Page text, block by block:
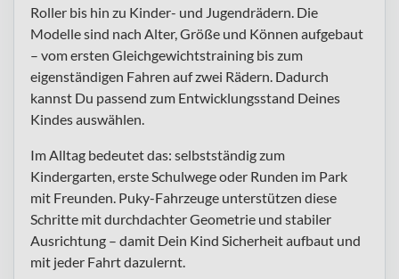
Roller bis hin zu Kinder- und Jugendrädern. Die
Modelle sind nach Alter, Größe und Können aufgebaut
– vom ersten Gleichgewichtstraining bis zum
eigenständigen Fahren auf zwei Rädern. Dadurch
kannst Du passend zum Entwicklungsstand Deines
Kindes auswählen.
Im Alltag bedeutet das: selbstständig zum
Kindergarten, erste Schulwege oder Runden im Park
mit Freunden. Puky-Fahrzeuge unterstützen diese
Schritte mit durchdachter Geometrie und stabiler
Ausrichtung – damit Dein Kind Sicherheit aufbaut und
mit jeder Fahrt dazulernt.